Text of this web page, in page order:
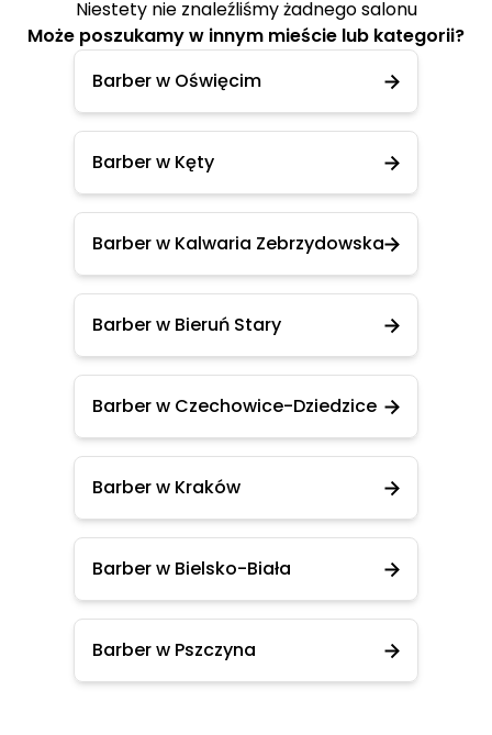
Niestety nie znaleźliśmy żadnego salonu
Może poszukamy w innym mieście lub kategorii?
Barber w Oświęcim
Barber w Kęty
Barber w Kalwaria Zebrzydowska
Barber w Bieruń Stary
Barber w Czechowice-Dziedzice
Barber w Kraków
Barber w Bielsko-Biała
Barber w Pszczyna